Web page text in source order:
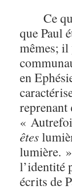
Ce
que Paul
mêmes; il
en
«
êtes
lumière.
l’identité
écrits de